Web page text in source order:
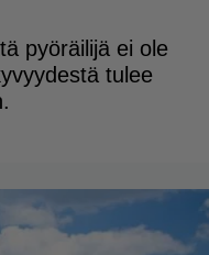
pyöräilijä ei ole
tulee